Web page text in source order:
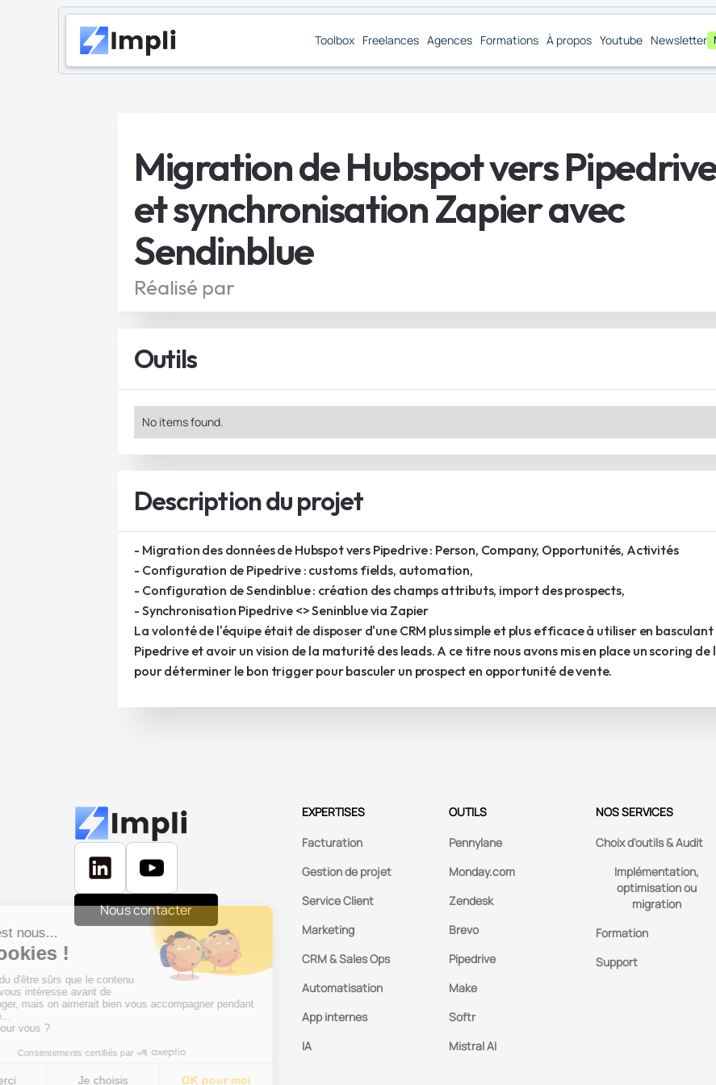
Toolbox Freelances Agences Formations À propos Youtube Newsletter
Migration de Hubspot vers
et synchronisation Zapier avec
Sendinblue
Réalisé par
Outils
No items found.
Description du projet
- Migration des données de Hubspot vers Pipedrive : Person, Company, Opportunités, Activités
- Configuration de Pipedrive : customs fields, automation,
- Configuration de Sendinblue : création des champs attributs, import des prospects,
- Synchronisation Pipedrive <> Seninblue via Zapier
La volonté de l'équipe était de disposer d'une CRM plus simple et plus efficace à utiliser en basculant
Pipedrive et avoir un vision de la maturité des leads. A ce titre nous avons mis en place un scoring de
pour déterminer le bon trigger pour basculer un prospect en opportunité de vente.
Nous contacter
EXPERTISES
Facturation
Gestion de projet
Service Client
Marketing
CRM & Sales Ops
Automatisation
App internes
IA
OUTILS
Pennylane
Monday.com
Zendesk
Brevo
Pipedrive
Make
Softr
Mistral AI
NOS SERVICES
Choix d'outils & Audit
Implémentation,
optimisation ou
migration
Formation
Support